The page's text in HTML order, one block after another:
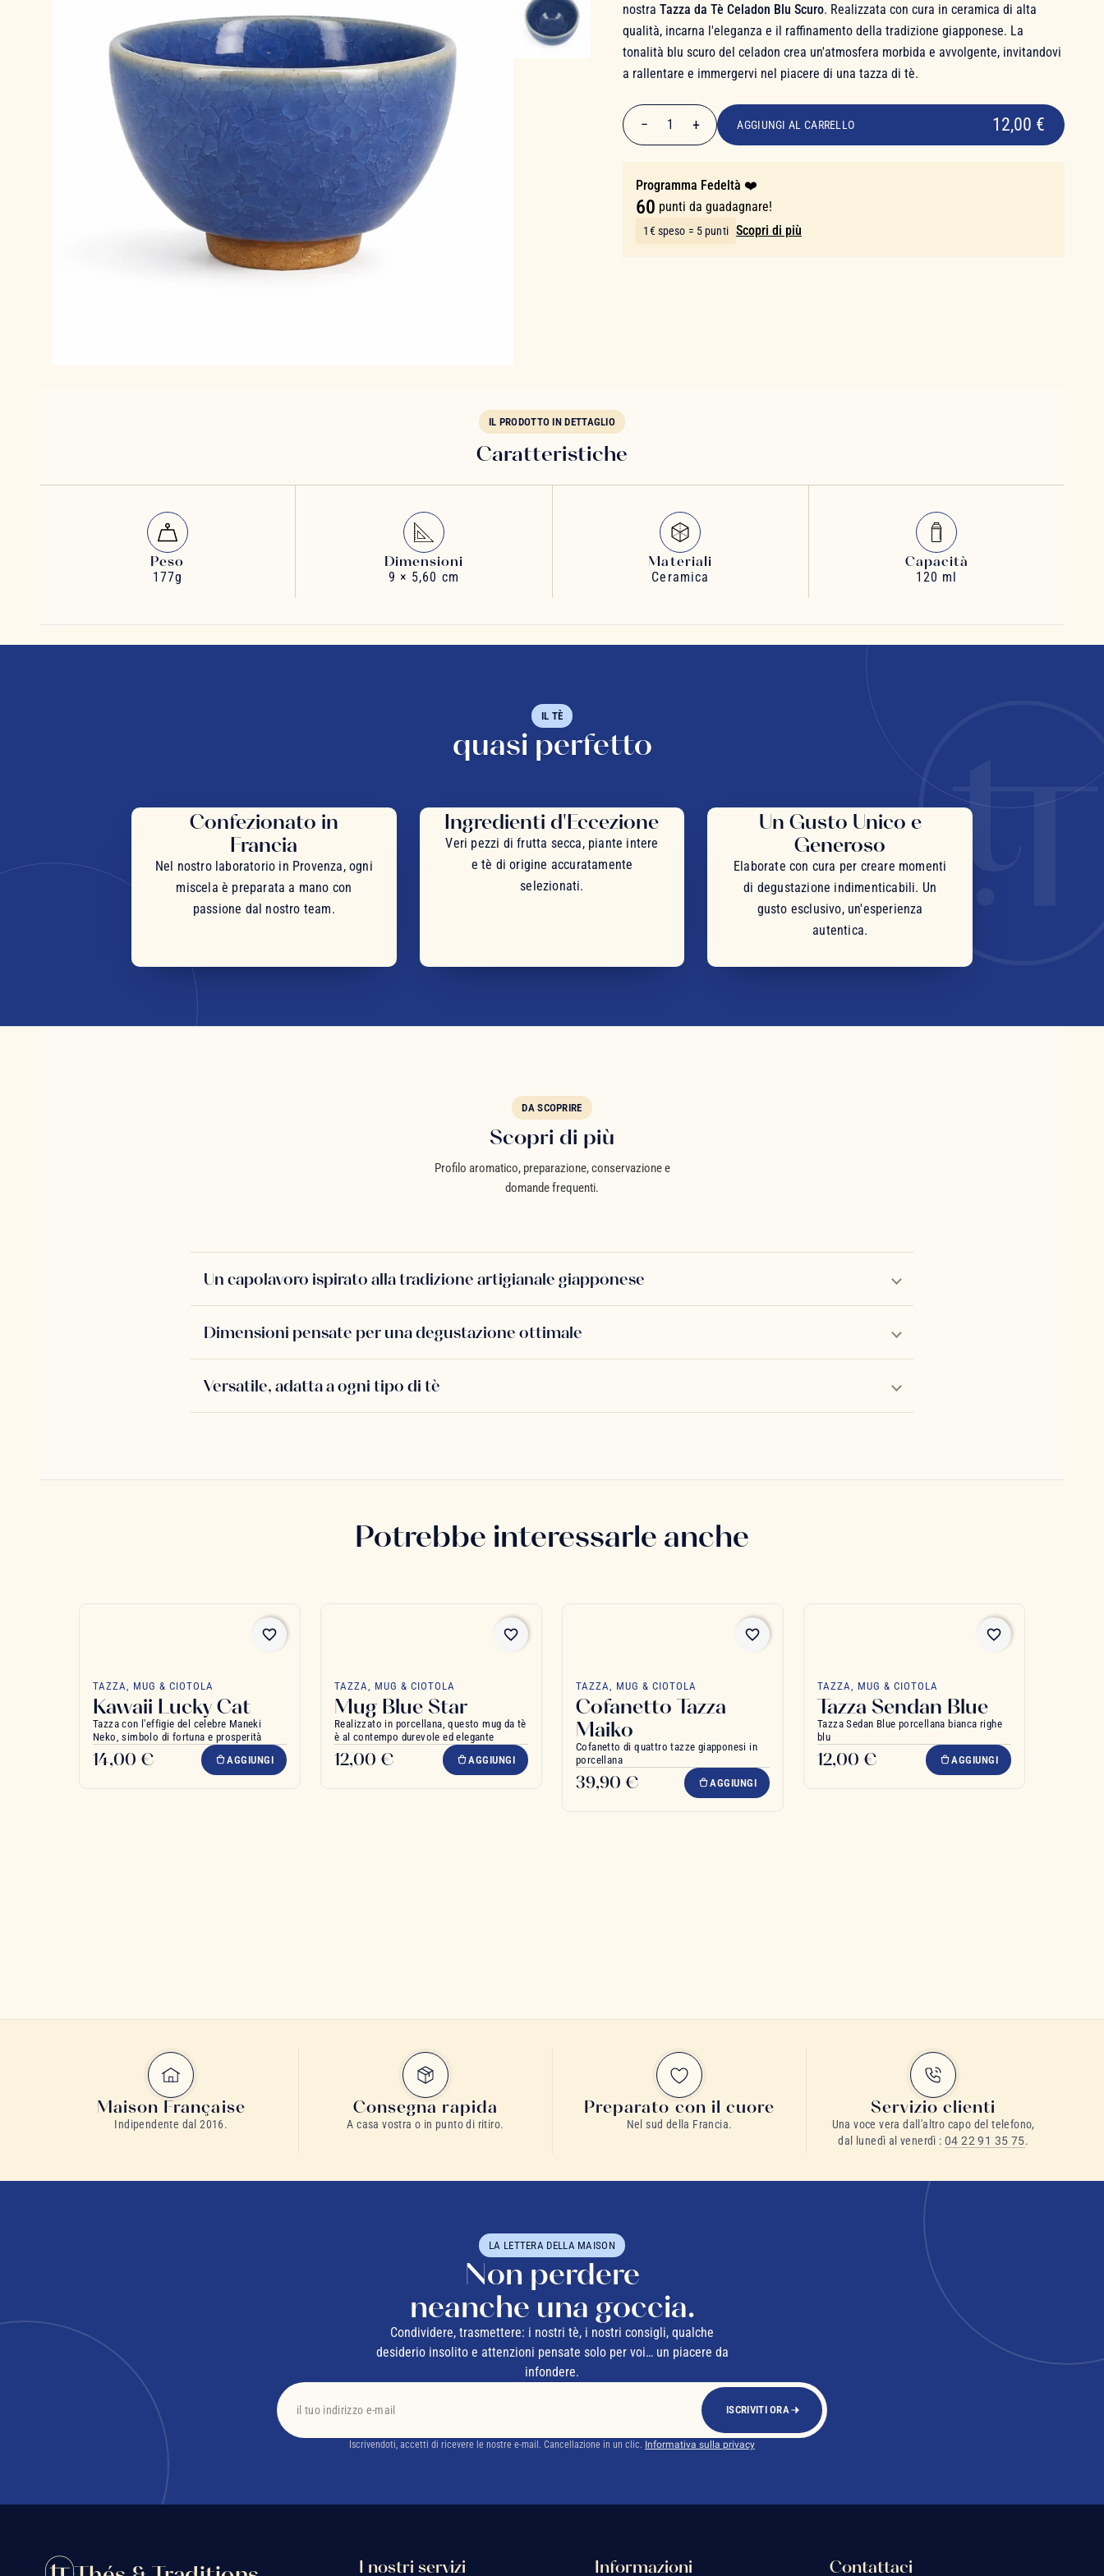
nostraTazza da Tè Celadon Blu Scuro. Realizzata con cura in ceramica di alta
qualità, incarna l'eleganza e il raffinamento della tradizione giapponese. La
tonalità blu scuro del celadon crea un'atmosfera morbida e avvolgente, invitandovi
a rallentare e immergervi nel piacere di una tazza di tè.
12,00 €
− 1 +
Quantità
AGGIUNGI AL CARRELLO 12,00 €
Programma Fedeltà ❤️
60 punti da guadagnare!
1€ speso = 5 punti Scopri di più
IL PRODOTTO IN DETTAGLIO
Caratteristiche
Peso
177g
Dimensioni
9 × 5,60 cm
Materiali
Ceramica
Capacità
120 ml
IL TÈ
quasi perfetto
Confezionato in
Francia
Nel nostro laboratorio in Provenza, ogni
miscela è preparata a mano con
passione dal nostro team.
Ingredienti d'Eccezione
Veri pezzi di frutta secca, piante intere
e tè di origine accuratamente
selezionati.
Un Gusto Unico e
Generoso
Elaborate con cura per creare momenti
di degustazione indimenticabili. Un
gusto esclusivo, un'esperienza
autentica.
DA SCOPRIRE
Scopri di più
Profilo aromatico, preparazione, conservazione e
domande frequenti.
Un capolavoro ispirato alla tradizione artigianale giapponese
Dimensioni pensate per una degustazione ottimale
Versatile, adatta a ogni tipo di tè
Potrebbe interessarle anche
favorite_border
TAZZA, MUG & CIOTOLA
Kawaii Lucky Cat
Tazza con l'effigie del celebre Maneki
Neko, simbolo di fortuna e prosperità
14,00 € AGGIUNGI
favorite_border
TAZZA, MUG & CIOTOLA
Mug Blue Star
Realizzato in porcellana, questo mug da tè
è al contempo durevole ed elegante
12,00 € AGGIUNGI
favorite_border
TAZZA, MUG & CIOTOLA
Cofanetto Tazza
Maiko
Cofanetto di quattro tazze giapponesi in
porcellana
39,90 € AGGIUNGI
favorite_border
TAZZA, MUG & CIOTOLA
Tazza Sendan Blue
Tazza Sedan Blue porcellana bianca righe
blu
12,00 € AGGIUNGI
Maison Française
Indipendente dal 2016.
Consegna rapida
A casa vostra o in punto di ritiro.
Preparato con il cuore
Nel sud della Francia.
Servizio clienti
Una voce vera dall'altro capo del telefono,
dal lunedì al venerdì : 04 22 91 35 75.
LA LETTERA DELLA MAISON
Non perdere
neanche una goccia.
Condividere, trasmettere: i nostri tè, i nostri consigli, qualche
desiderio insolito e attenzioni pensate solo per voi… un piacere da
infondere.
ISCRIVITI ORA
Iscrivendoti, accetti di ricevere le nostre e-mail. Cancellazione in un clic. Informativa sulla privacy
I nostri servizi Informazioni Contattaci